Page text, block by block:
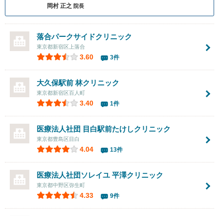
岡村 正之 院長
落合パークサイドクリニック
東京都新宿区上落合
3.60 3件
大久保駅前 林クリニック
東京都新宿区百人町
3.40 1件
医療法人社団 目白駅前たけしクリニック
東京都豊島区目白
4.04 13件
医療法人社団ソレイユ 平澤クリニック
東京都中野区弥生町
4.33 9件